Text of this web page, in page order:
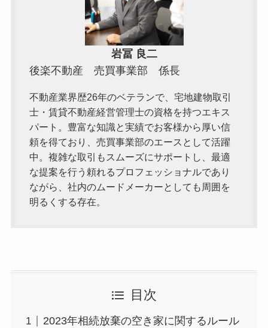
岩冨 良二
後楽不動産 売買事業部 係長
不動産業界歴26年のベテランで、宅地建物取引
士・賃貸不動産経営管理士の資格を持つエキス
パート。豊富な知識と実績でお客様から厚い信
頼を得ており、売買事業部のエースとして活躍
中。複雑な取引もスムーズにサポートし、最適
な提案を行う頼れるプロフェッショナルであり
ながら、社内のムードメーカーとしても周囲を
明るくする存在。
目次
2023年相続放棄の空き家に関するルール